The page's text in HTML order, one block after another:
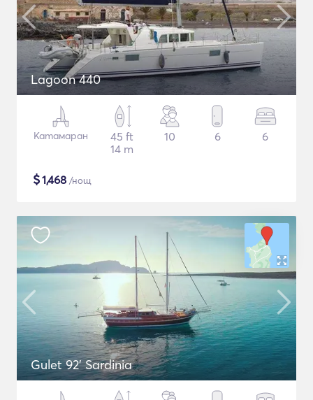
Lagoon 440
Катамаран
45 ft
14 m
10 6 6
$1,468 /нощ
Gulet 92' Sardinia